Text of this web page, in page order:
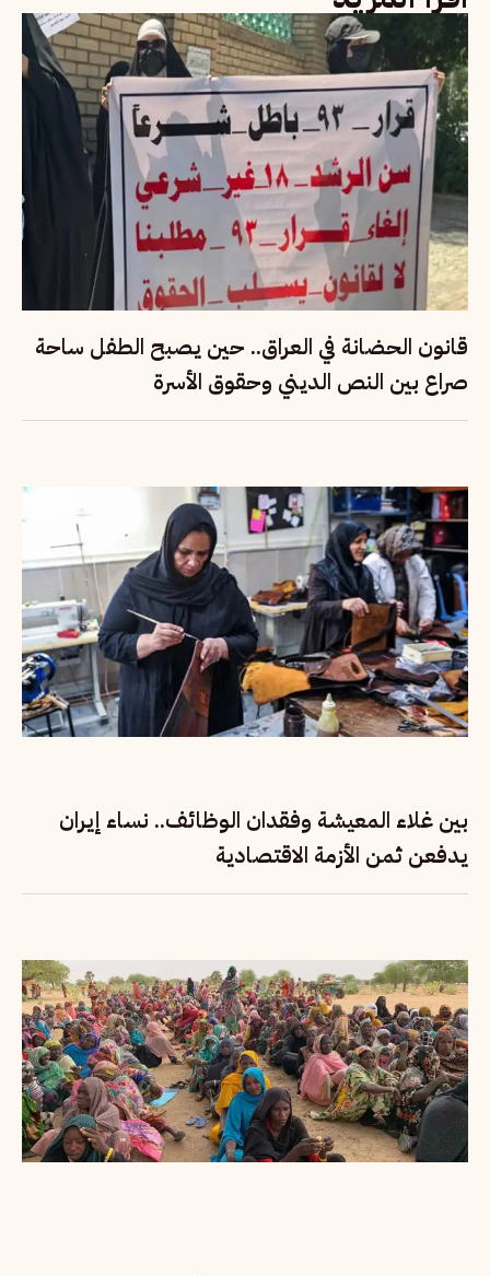
قانون الحضانة في العراق.. حين يصبح الطفل ساحة
صراع بين النص الديني وحقوق الأسرة
بين غلاء المعيشة وفقدان الوظائف.. نساء إيران
يدفعن ثمن الأزمة الاقتصادية